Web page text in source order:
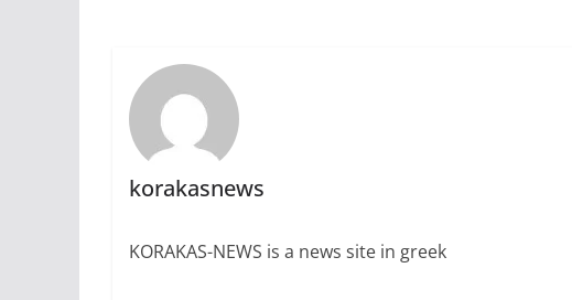
korakasnews
KORAKAS-NEWS is a news site in greek